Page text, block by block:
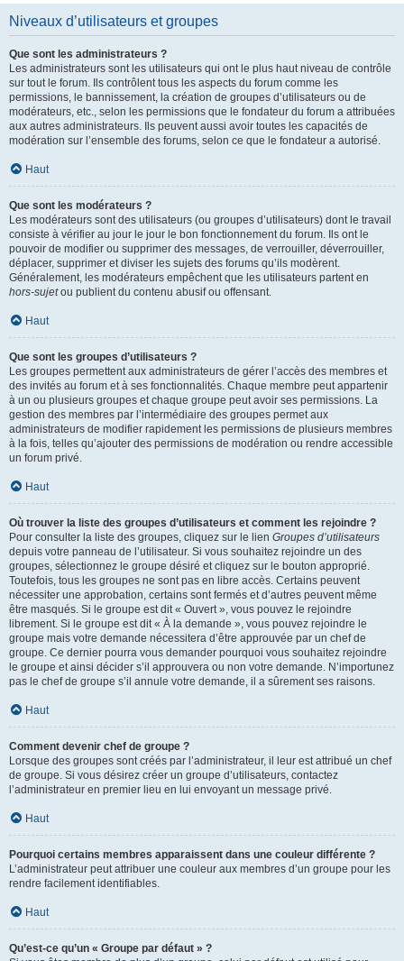
Niveaux d’utilisateurs et groupes
Que sont les administrateurs ?
Les administrateurs sont les utilisateurs qui ont le plus haut niveau de contrôle
sur tout le forum. Ils contrôlent tous les aspects du forum comme les
permissions, le bannissement, la création de groupes d’utilisateurs ou de
modérateurs, etc., selon les permissions que le fondateur du forum a attribuées
aux autres administrateurs. Ils peuvent aussi avoir toutes les capacités de
modération sur l’ensemble des forums, selon ce que le fondateur a autorisé.
Haut
Que sont les modérateurs ?
Les modérateurs sont des utilisateurs (ou groupes d’utilisateurs) dont le travail
consiste à vérifier au jour le jour le bon fonctionnement du forum. Ils ont le
pouvoir de modifier ou supprimer des messages, de verrouiller, déverrouiller,
déplacer, supprimer et diviser les sujets des forums qu’ils modèrent.
Généralement, les modérateurs empêchent que les utilisateurs partent en
hors-sujetou publient du contenu abusif ou offensant.
Haut
Que sont les groupes d’utilisateurs ?
Les groupes permettent aux administrateurs de gérer l’accès des membres et
des invités au forum et à ses fonctionnalités. Chaque membre peut appartenir
à un ou plusieurs groupes et chaque groupe peut avoir ses permissions. La
gestion des membres par l’intermédiaire des groupes permet aux
administrateurs de modifier rapidement les permissions de plusieurs membres
à la fois, telles qu’ajouter des permissions de modération ou rendre accessible
un forum privé.
Haut
Où trouver la liste des groupes d’utilisateurs et comment les rejoindre ?
Pour consulter la liste des groupes, cliquez sur le lien Groupes d’utilisateurs
depuis votre panneau de l’utilisateur. Si vous souhaitez rejoindre un des
groupes, sélectionnez le groupe désiré et cliquez sur le bouton approprié.
Toutefois, tous les groupes ne sont pas en libre accès. Certains peuvent
nécessiter une approbation, certains sont fermés et d’autres peuvent même
être masqués. Si le groupe est dit « Ouvert », vous pouvez le rejoindre
librement. Si le groupe est dit « À la demande », vous pouvez rejoindre le
groupe mais votre demande nécessitera d’être approuvée par un chef de
groupe. Ce dernier pourra vous demander pourquoi vous souhaitez rejoindre
le groupe et ainsi décider s’il approuvera ou non votre demande. N’importunez
pas le chef de groupe s’il annule votre demande, il a sûrement ses raisons.
Haut
Comment devenir chef de groupe ?
Lorsque des groupes sont créés par l’administrateur, il leur est attribué un chef
de groupe. Si vous désirez créer un groupe d’utilisateurs, contactez
l’administrateur en premier lieu en lui envoyant un message privé.
Haut
Pourquoi certains membres apparaissent dans une couleur différente ?
L’administrateur peut attribuer une couleur aux membres d’un groupe pour les
rendre facilement identifiables.
Haut
Qu’est-ce qu’un « Groupe par défaut » ?